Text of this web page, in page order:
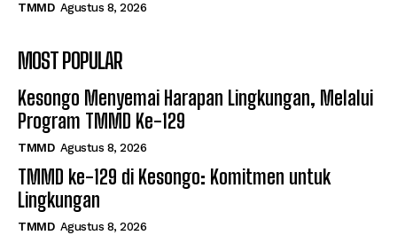
TMMD Agustus 8, 2026
MOST POPULAR
Kesongo Menyemai Harapan Lingkungan, Melalui
Program TMMD Ke-129
TMMD Agustus 8, 2026
TMMD ke-129 di Kesongo: Komitmen untuk
Lingkungan
TMMD Agustus 8, 2026